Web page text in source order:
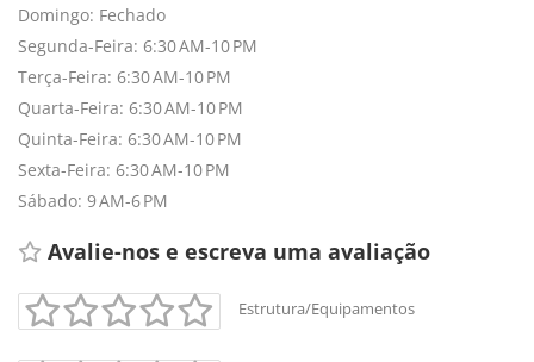
Domingo: Fechado
Segunda-Feira: 6:30 AM-10 PM
Terça-Feira: 6:30 AM-10 PM
Quarta-Feira: 6:30 AM-10 PM
Quinta-Feira: 6:30 AM-10 PM
Sexta-Feira: 6:30 AM-10 PM
Sábado: 9 AM-6 PM
Avalie-nos e escreva uma avaliação
Estrutura/Equipamentos